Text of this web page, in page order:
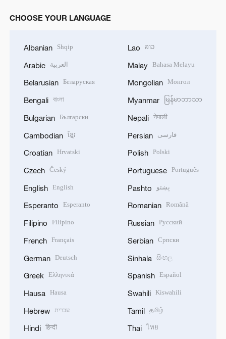
CHOOSE YOUR LANGUAGE
Albanian Shqip
Arabic العربية
Belarusian Беларуская
Bengali বাংলা
Bulgarian Български
Cambodian ខ្មែរ
Croatian Hrvatski
Czech Český
English English
Esperanto Esperanto
Filipino Filipino
French Français
German Deutsch
Greek Ελληνικά
Hausa Hausa
Hebrew עברית
Hindi हिन्दी
Lao ລາວ
Malay Bahasa Melayu
Mongolian Монгол
Myanmar မြန်မာဘာသာ
Nepali नेपाली
Persian فارسی
Polish Polski
Portuguese Português
Pashto پښتو
Romanian Română
Russian Русский
Serbian Српски
Sinhala සිංහල
Spanish Español
Swahili Kiswahili
Tamil தமிழ்
Thai ไทย